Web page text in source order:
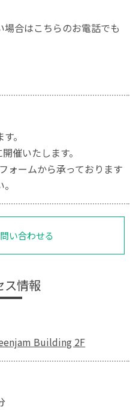
合はこちらのお電話でも
。
催いたします。
ォームから承っております
い合わせる
ス情報
Building 2F